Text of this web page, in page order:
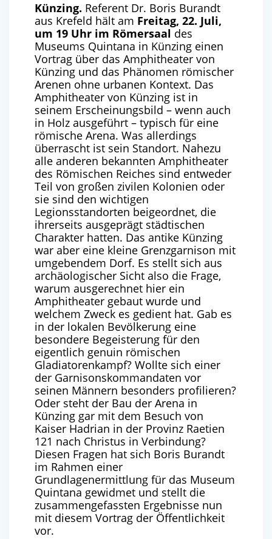
Künzing. Referent Dr. Boris Burandt
aus Krefeld hält am Freitag, 22. Juli,
um 19 Uhr im Römersaal des
Museums Quintana in Künzing einen
Vortrag über das Amphitheater von
Künzing und das Phänomen römischer
Arenen ohne urbanen Kontext. Das
Amphitheater von Künzing ist in
seinem Erscheinungsbild – wenn auch
in Holz ausgeführt – typisch für eine
römische Arena. Was allerdings
überrascht ist sein Standort. Nahezu
alle anderen bekannten Amphitheater
des Römischen Reiches sind entweder
Teil von großen zivilen Kolonien oder
sie sind den wichtigen
Legionsstandorten beigeordnet, die
ihrerseits ausgeprägt städtischen
Charakter hatten. Das antike Künzing
war aber eine kleine Grenzgarnison mit
umgebendem Dorf. Es stellt sich aus
archäologischer Sicht also die Frage,
warum ausgerechnet hier ein
Amphitheater gebaut wurde und
welchem Zweck es gedient hat. Gab es
in der lokalen Bevölkerung eine
besondere Begeisterung für den
eigentlich genuin römischen
Gladiatorenkampf? Wollte sich einer
der Garnisonskommandaten vor
seinen Männern besonders profilieren?
Oder steht der Bau der Arena in
Künzing gar mit dem Besuch von
Kaiser Hadrian in der Provinz Raetien
121 nach Christus in Verbindung?
Diesen Fragen hat sich Boris Burandt
im Rahmen einer
Grundlagenermittlung für das Museum
Quintana gewidmet und stellt die
zusammengefassten Ergebnisse nun
mit diesem Vortrag der Öffentlichkeit
vor.